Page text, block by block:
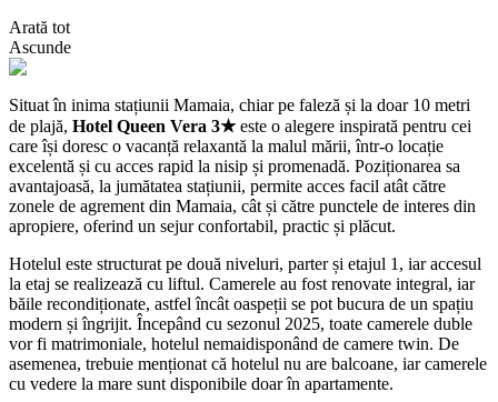
Arată tot
Ascunde
Situat în inima stațiunii Mamaia, chiar pe faleză și la doar 10 metri
de plajă, Hotel Queen Vera 3★este o alegere inspirată pentru cei
care își doresc o vacanță relaxantă la malul mării, într-o locație
excelentă și cu acces rapid la nisip și promenadă. Poziționarea sa
avantajoasă, la jumătatea stațiunii, permite acces facil atât către
zonele de agrement din Mamaia, cât și către punctele de interes din
apropiere, oferind un sejur confortabil, practic și plăcut.
Hotelul este structurat pe două niveluri, parter și etajul 1, iar accesul
la etaj se realizează cu liftul. Camerele au fost renovate integral, iar
băile recondiționate, astfel încât oaspeții se pot bucura de un spațiu
modern și îngrijit. Începând cu sezonul 2025, toate camerele duble
vor fi matrimoniale, hotelul nemaidisponând de camere twin. De
asemenea, trebuie menționat că hotelul nu are balcoane, iar camerele
cu vedere la mare sunt disponibile doar în apartamente.